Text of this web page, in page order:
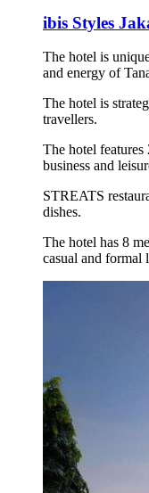
ibis Styles
The hotel is
and energy of
The hotel is
travellers.
The hotel
business and
STREATS
dishes.
The hotel has 8
casual and formal